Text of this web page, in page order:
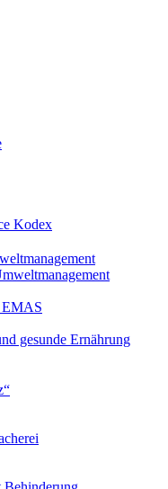
Kodex
EMAS
gesunde Ernährung